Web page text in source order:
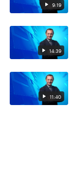
9:19
14:39
11:40